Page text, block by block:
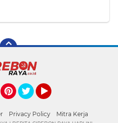
Privacy Policy Mitra Kerja